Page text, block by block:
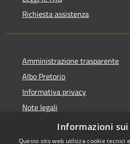
Richiesta assistenza
Amministrazione trasparente
Albo Pretorio
Informativa privacy
Note legali
Dichiarazione di accessibilità
Informazioni
Questo sito web utilizza cookie tecnici